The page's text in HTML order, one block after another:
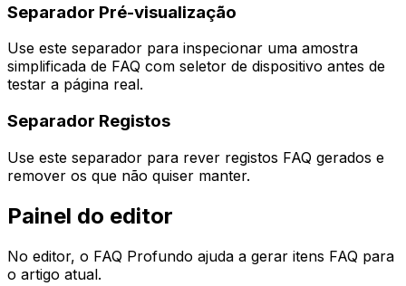
Separador Pré-visualização
Use este separador para inspecionar uma amostra
simplificada de FAQ com seletor de dispositivo antes de
testar a página real.
Separador Registos
Use este separador para rever registos FAQ gerados e
remover os que não quiser manter.
Painel do editor
No editor, o FAQ Profundo ajuda a gerar itens FAQ para
o artigo atual.